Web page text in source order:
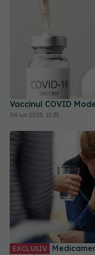
Vaccinul COVID
04 iun 2025, 12:35
EXCLUSIV
infecții, nociv pentru
Efect dramatic